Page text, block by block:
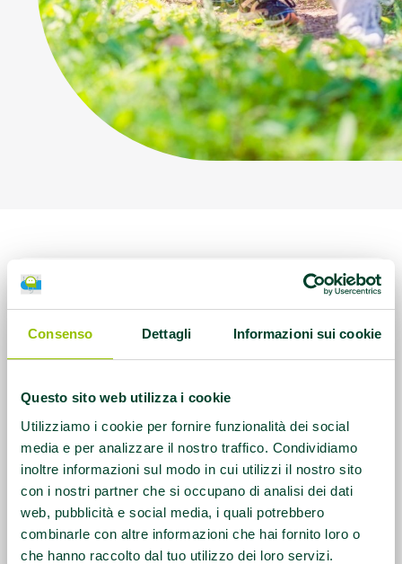
Consenso Dettagli Informazioni sui cookie
Questo sito web utilizza i cookie
Utilizziamo i cookie per fornire funzionalità dei social
media e per analizzare il nostro traffico. Condividiamo
inoltre informazioni sul modo in cui utilizzi il nostro sito
con i nostri partner che si occupano di analisi dei dati
web, pubblicità e social media, i quali potrebbero
combinarle con altre informazioni che hai fornito loro o
che hanno raccolto dal tuo utilizzo dei loro servizi.